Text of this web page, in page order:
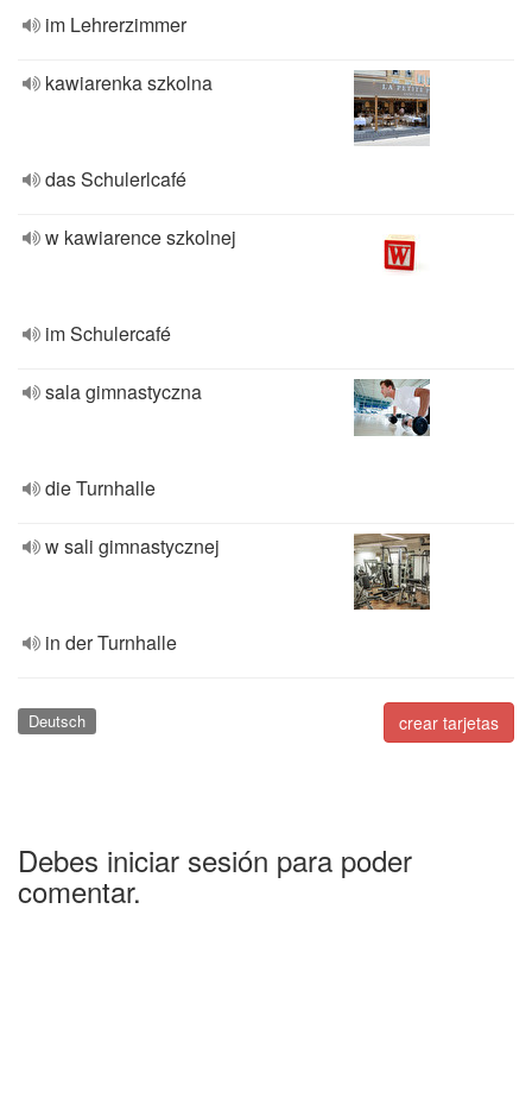
im Lehrerzimmer
kawiarenka szkolna
das Schulerlcafé
w kawiarence szkolnej
im Schulercafé
sala gimnastyczna
die Turnhalle
w sali gimnastycznej
in der Turnhalle
crear tarjetas
Deutsch
Debes iniciar sesión para poder
comentar.